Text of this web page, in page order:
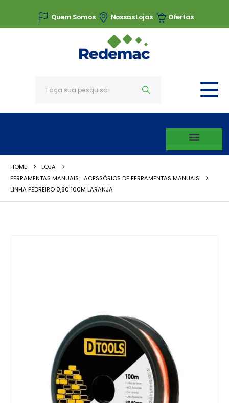
Quem Somos Nossas Lojas Ofertas
HOME
LOJA
FERRAMENTAS MANUAIS, ACESSÓRIOS DE FERRAMENTAS MANUAIS
LINHA PEDREIRO 0,80 100M LARANJA